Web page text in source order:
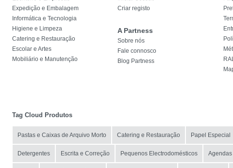
Expedição e Embalagem
Informática e Tecnologia
Higiene e Limpeza
Catering e Restauração
Escolar e Artes
Mobiliário e Manutenção
Criar registo
A Partness
Sobre nós
Fale connosco
Blog Partness
Tag Cloud Produtos
Pastas e Caixas de Arquivo Morto Catering e Restauração Papel Especial
Detergentes Escrita e Correção Pequenos Electrodomésticos Agendas